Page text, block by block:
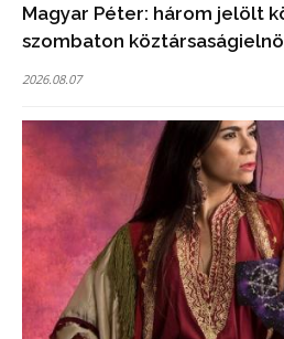
Magyar Péter: három jelölt
szombaton
2026.08.07